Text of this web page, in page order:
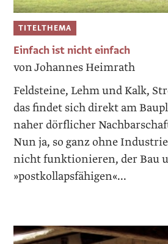
TITELTHEMA
Einfach ist nicht einfach
von Johannes Heimrath
Feldsteine, Lehm und Kalk,
das findet sich direkt am
naher dörf­licher
Nun ja, so ganz ohne
nicht funktionieren, der Bau
»postkollapsfähigen«...